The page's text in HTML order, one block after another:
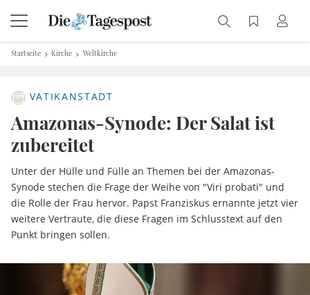
Startseite Kirche Weltkirche
VATIKANSTADT
Amazonas-Synode: Der Salat ist
zubereitet
Unter der Hülle und Fülle an Themen bei der Amazonas-
Synode stechen die Frage der Weihe von "Viri probati" und
die Rolle der Frau hervor. Papst Franziskus ernannte jetzt vier
weitere Vertraute, die diese Fragen im Schlusstext auf den
Punkt bringen sollen.